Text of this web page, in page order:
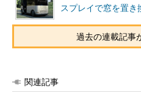
スプレイで窓を置き
過去の連載記事
関連記事